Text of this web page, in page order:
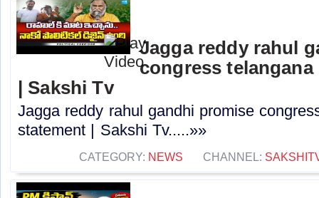
Jagga reddy rahul
congress
| Sakshi Tv
Jagga reddy rahul gandhi promise
statement | Sakshi Tv.....»»
CATEGORY: NEWS CHANNEL: